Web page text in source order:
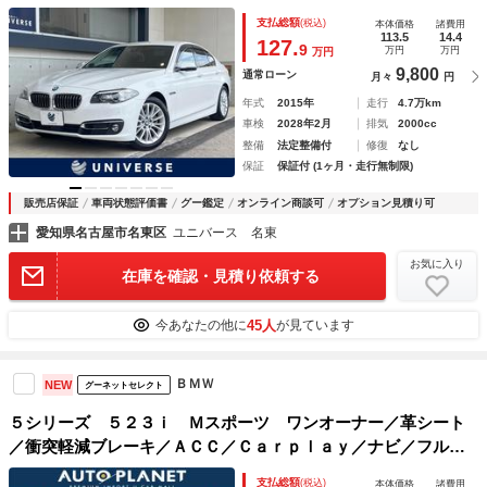
ヒーター 前席パワーシート 衝突軽減システム 車線逸脱警
告 ＥＴＣ車載器 コンフォートアクセス デュアルオートエ
アコン 禁煙
支払総額(税込)
127.9 万円
本体価格
113.5
万円
諸費用
14.4
万円
通常ローン 月々 9,800 円
年式 2015年 走行
4.7万km
車検
2028年2月 排気
2000cc
整備
法定整備付 修復
なし
保証
保証付 (1ヶ月・走行無制限)
販売店保証 車両状態評価書 グー鑑定 オンライン商談可 オプション見積り可
愛知県名古屋市名東区 ユニバース 名東
在庫を確認・見積り依頼する
お気に入り
今あなたの他に45人が見ています
NEW グーネットセレクト ＢＭＷ
５シリーズ ５２３ｉ Ｍスポーツ ワンオーナー／革シート
／衝突軽減ブレーキ／ＡＣＣ／Ｃａｒｐｌａｙ／ナビ／フルセ
グＴＶ／ＡＲビュー／全周囲カメラ／パワーテールゲート／シ
支払総額(税込) 本体価格 諸費用